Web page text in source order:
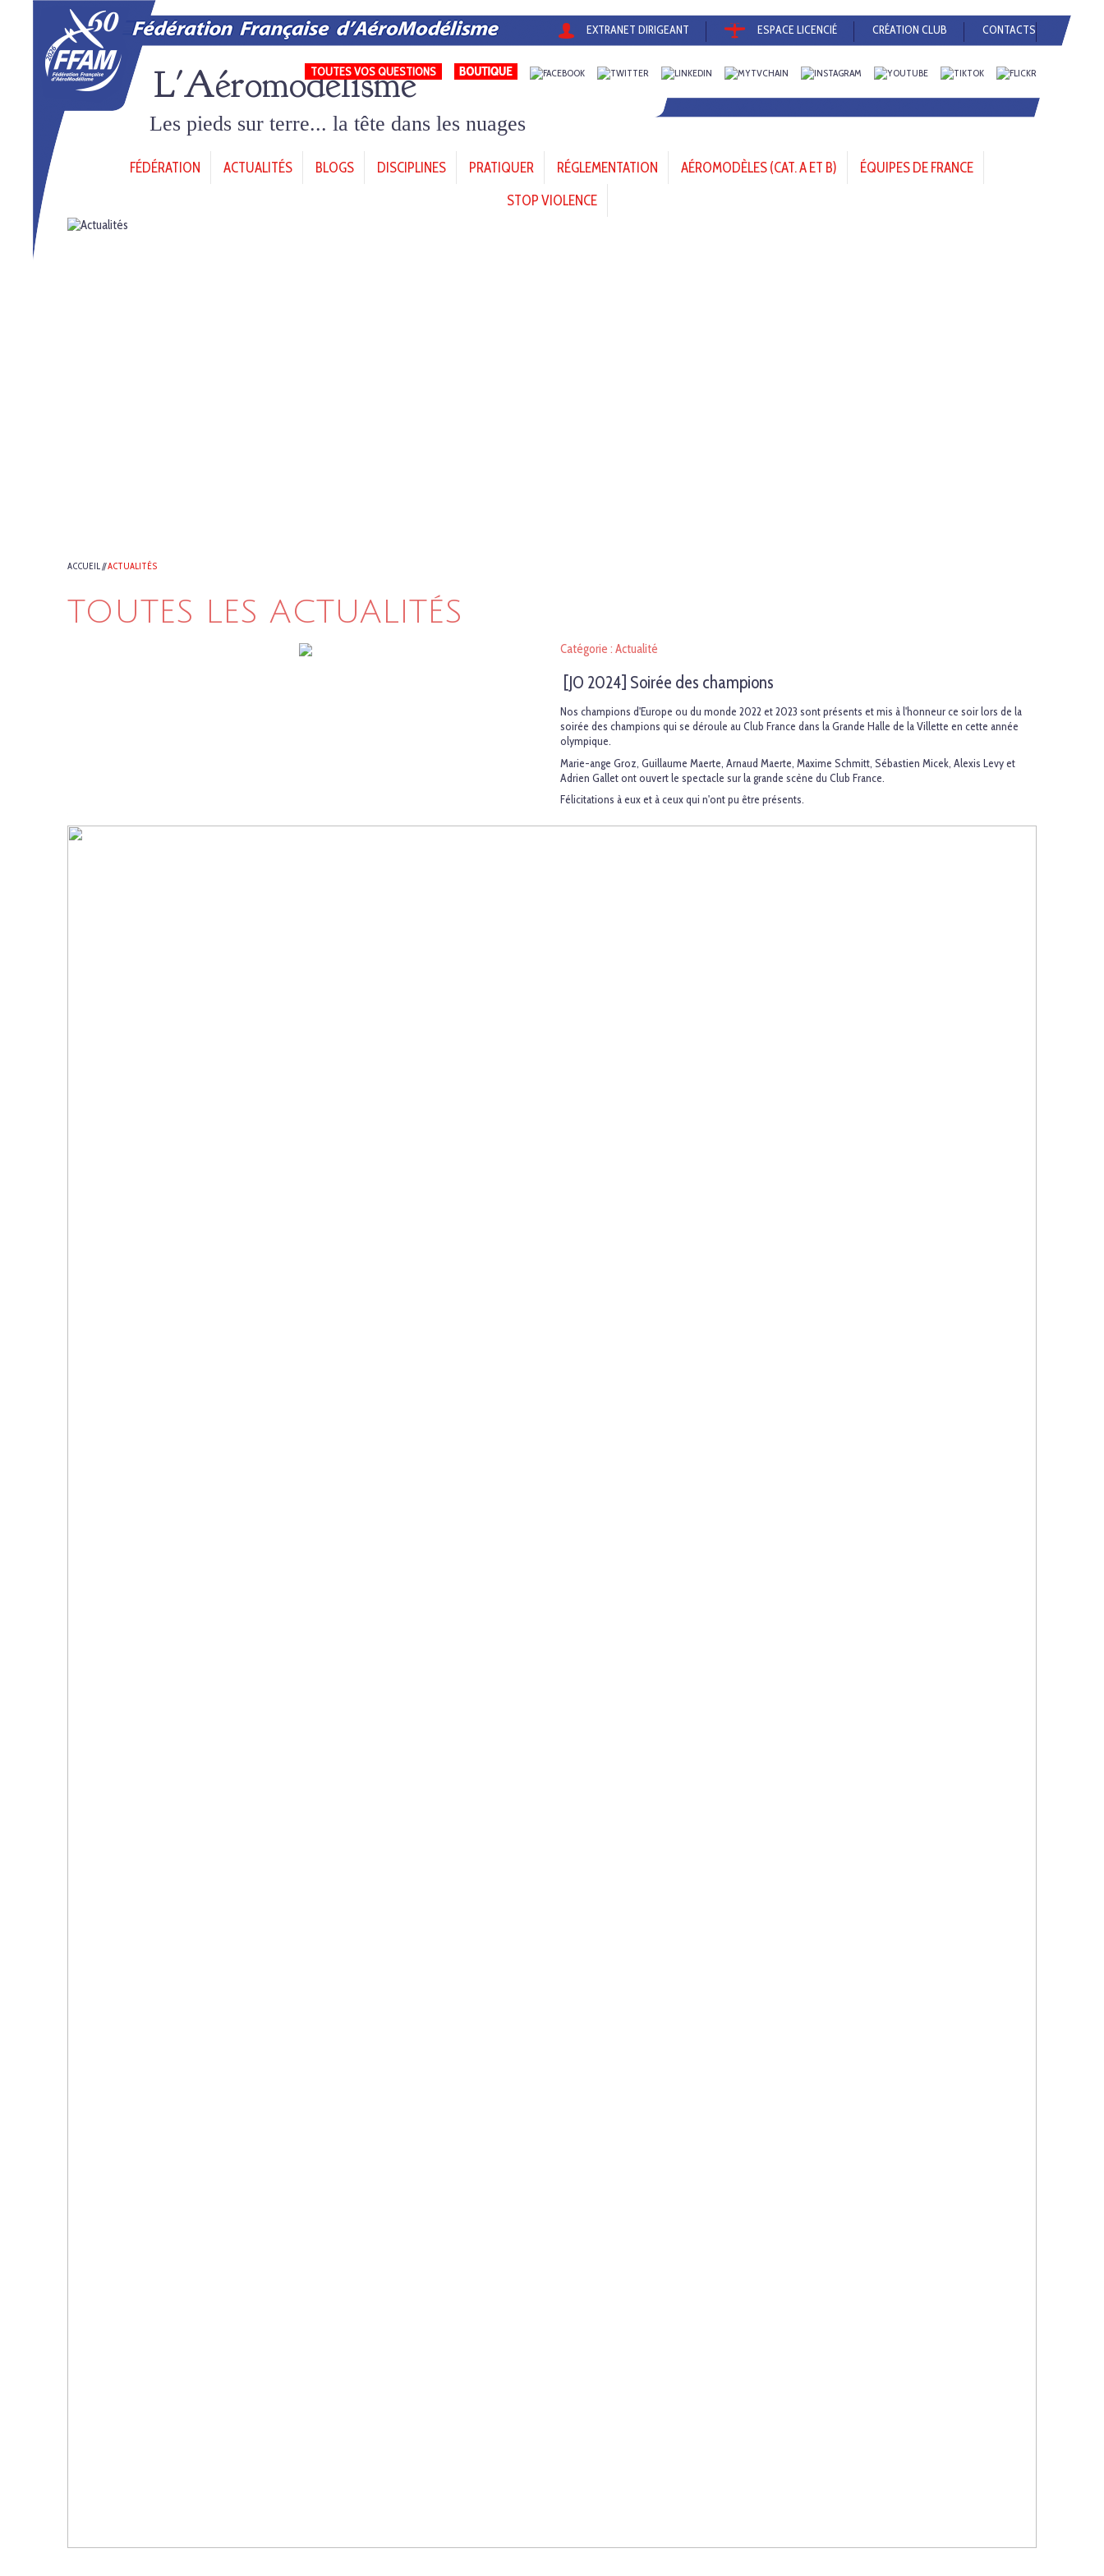
EXTRANET DIRIGEANT ESPACE LICENCIÉ CRÉATION CLUB CONTACTS
TOUTES VOS QUESTIONS
L'Aéromodélisme
Les pieds sur terre... la tête dans les nuages
FÉDÉRATION ACTUALITÉS BLOGS DISCIPLINES PRATIQUER RÉGLEMENTATION AÉROMODÈLES (CAT. A ET B)
ÉQUIPES DE FRANCE
STOP VIOLENCE
ACCUEIL//ACTUALITÉS
TOUTES LES ACTUALITÉS
Catégorie : Actualité
[JO 2024] Soirée des champions
Nos champions d'Europe ou du monde 2022 et 2023 sont présents et mis à l'honneur ce soir lors de la
soirée des champions qui se déroule au Club France dans la Grande Halle de la Villette en cette année
olympique.
Marie-ange Groz, Guillaume Maerte, Arnaud Maerte, Maxime Schmitt, Sébastien Micek, Alexis Levy et
Adrien Gallet ont ouvert le spectacle sur la grande scène du Club France.
Félicitations à eux et à ceux qui n'ont pu être présents.